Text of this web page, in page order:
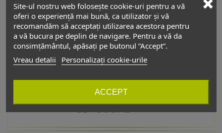
Site-ul nostru web folosește cookie-uri pentru a vă
oferi o experiență mai bună, ca utilizator și vă
recomandăm să acceptați utilizarea acestora pentru
a vă bucura pe deplin de navigare. Pentru a vă da
consimțământul, apăsați pe butonul ”Accept”.
Vreau detalii
Personalizați cookie-urile
ACCEPT
De interes
Catalog
GET SOCIAL